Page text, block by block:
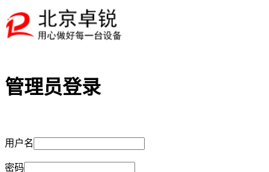
管理员登录
用户名
密码